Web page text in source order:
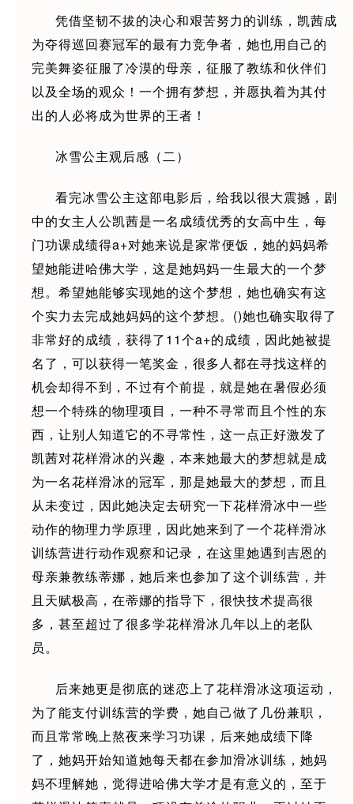
凭借坚韧不拔的决心和艰苦努力的训练，凯茜成
为夺得巡回赛冠军的最有力竞争者，她也用自己的
完美舞姿征服了冷漠的母亲，征服了教练和伙伴们
以及全场的观众！一个拥有梦想，并愿执着为其付
出的人必将成为世界的王者！
冰雪公主观后感（二）
看完冰雪公主这部电影后，给我以很大震撼，剧
中的女主人公凯茜是一名成绩优秀的女高中生，每
门功课成绩得a+对她来说是家常便饭，她的妈妈希
望她能进哈佛大学，这是她妈妈一生最大的一个梦
想。希望她能够实现她的这个梦想，她也确实有这
个实力去完成她妈妈的这个梦想。()她也确实取得了
非常好的成绩，获得了11个a+的成绩，因此她被提
名了，可以获得一笔奖金，很多人都在寻找这样的
机会却得不到，不过有个前提，就是她在暑假必须
想一个特殊的物理项目，一种不寻常而且个性的东
西，让别人知道它的不寻常性，这一点正好激发了
凯茜对花样滑冰的兴趣，本来她最大的梦想就是成
为一名花样滑冰的冠军，那是她最大的梦想，而且
从未变过，因此她决定去研究一下花样滑冰中一些
动作的物理力学原理，因此她来到了一个花样滑冰
训练营进行动作观察和记录，在这里她遇到吉恩的
母亲兼教练蒂娜，她后来也参加了这个训练营，并
且天赋极高，在蒂娜的指导下，很快技术提高很
多，甚至超过了很多学花样滑冰几年以上的老队
员。
后来她更是彻底的迷恋上了花样滑冰这项运动，
为了能支付训练营的学费，她自己做了几份兼职，
而且常常晚上熬夜来学习功课，后来她成绩下降
了，她妈开始知道她每天都在参加滑冰训练，她妈
妈不理解她，觉得进哈佛大学才是有意义的，至于